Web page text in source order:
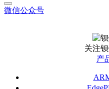
微信公众号
关注
产